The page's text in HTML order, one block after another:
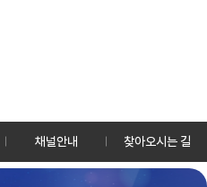
채널안내 찾아오시는 길